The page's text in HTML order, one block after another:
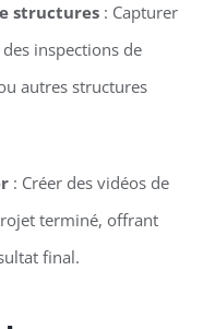
structures: Capturer
inspections de
autres structures
: Créer des vidéos de
terminé, offrant
final.